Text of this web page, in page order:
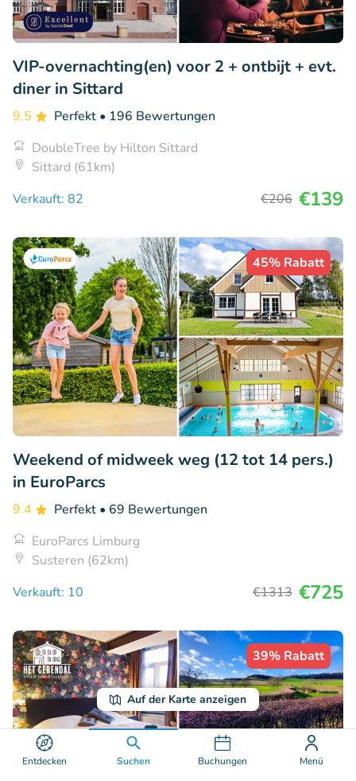
Entdecken Suchen Buchungen Menü
Auf der Karte anzeigen
VIP-overnachting(en) voor 2 + ontbijt + evt.
diner in Sittard
9.5 Perfekt • 196 Bewertungen
DoubleTree by Hilton Sittard
Sittard (61km)
Verkauft: 82
€206 €139
45% Rabatt
Weekend of midweek weg (12 tot 14 pers.)
in EuroParcs
9.4 Perfekt • 69 Bewertungen
EuroParcs Limburg
Susteren (62km)
Verkauft: 10
€1313 €725
39% Rabatt